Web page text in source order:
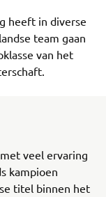
heeft in diverse
team gaan
van het
veel ervaring
kampioen
titel binnen het